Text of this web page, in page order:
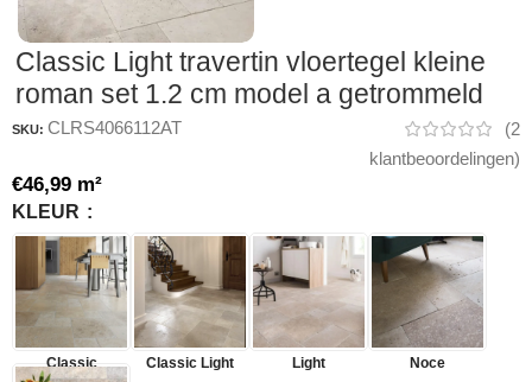
Classic Light travertin vloertegel kleine
roman set 1.2 cm model a getrommeld
SKU: CLRS4066112AT (2
klantbeoordelingen)
€46,99 m²
KLEUR
Classic Classic Light Light Noce